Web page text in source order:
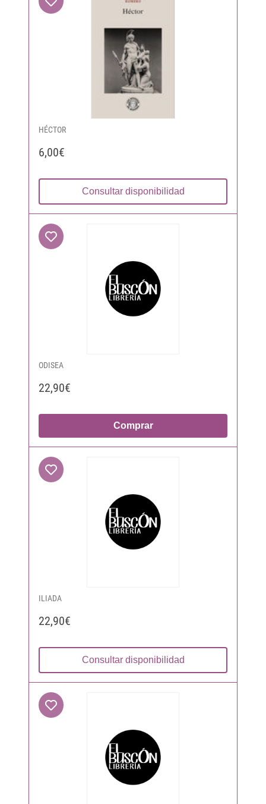
HÉCTOR
6,00€
Consultar disponibilidad
ODISEA
22,90€
Comprar
ILIADA
22,90€
Consultar disponibilidad